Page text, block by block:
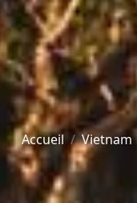
Accueil Vietnam